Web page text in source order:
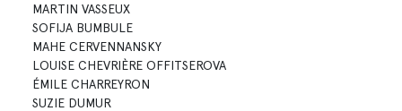
MARTIN VASSEUX
SOFIJA BUMBULE
MAHE CERVENNANSKY
LOUISE CHEVRIÈRE OFFITSEROVA
ÉMILE CHARREYRON
SUZIE DUMUR